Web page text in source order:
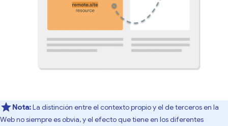
Nota:La distinción entre el contexto propio y el de terceros en la
Web no siempre es obvia, y el efecto que tiene en los diferentes